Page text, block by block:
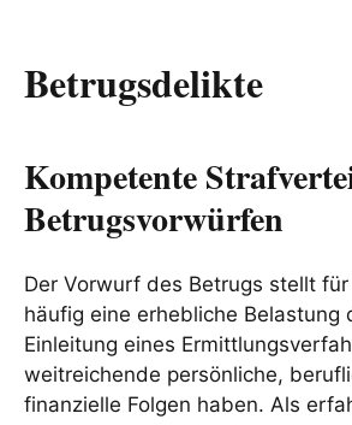
Betrugsdelikte
Kompetente
Betrugsvorwürfen
Der Vorwurf des Betrugs stellt
häufig eine erhebliche Belastung
Einleitung eines
weitreichende persönliche,
finanzielle Folgen haben. Als